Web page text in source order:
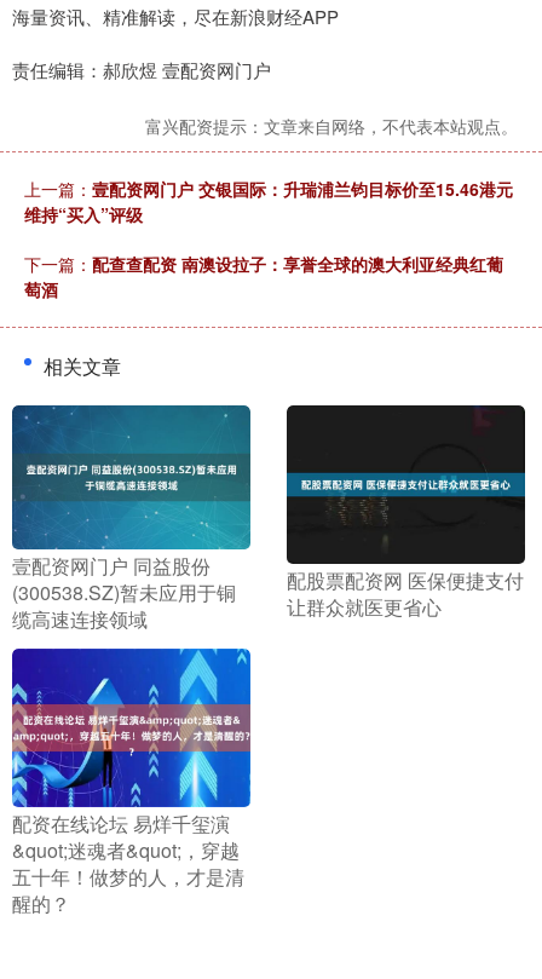
海量资讯、精准解读，尽在新浪财经APP
责任编辑：郝欣煜 壹配资网门户
富兴配资提示：文章来自网络，不代表本站观点。
上一篇： 壹配资网门户 交银国际：升瑞浦兰钧目标价至15.46港元
维持“买入”评级
下一篇： 配查查配资 南澳设拉子：享誉全球的澳大利亚经典红葡
萄酒
相关文章
​壹配资网门户 同益股份
(300538.SZ)暂未应用于铜
缆高速连接领域
​配股票配资网 医保便捷支付
让群众就医更省心
​配资在线论坛 易烊千玺演
&quot;迷魂者&quot;，穿越
五十年！做梦的人，才是清
醒的？